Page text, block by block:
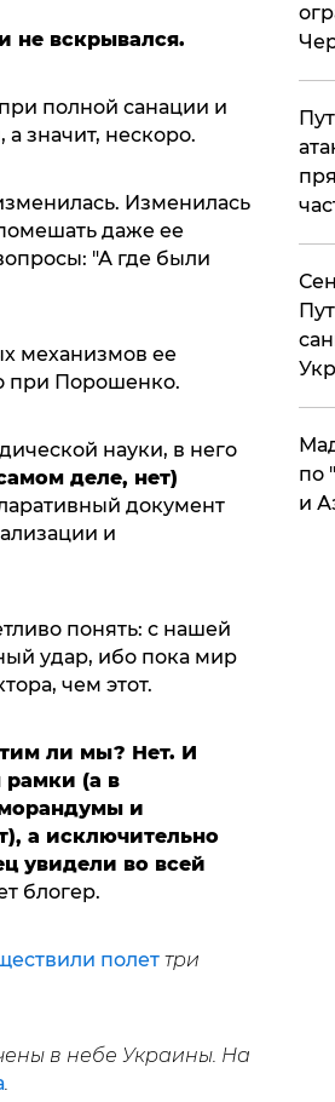
не вскрывался.
полной санации и
значит, нескоро.
Изменилась
даже ее
"А где были
механизмов ее
при Порошенко.
науки, в него
деле, нет)
документ
и
понять: с нашей
удар, ибо пока мир
чем этот.
ли мы? Нет. И
(а в
и
а исключительно
увидели во всей
блогер.
полеттри
в небе Украины. На
.
по
и